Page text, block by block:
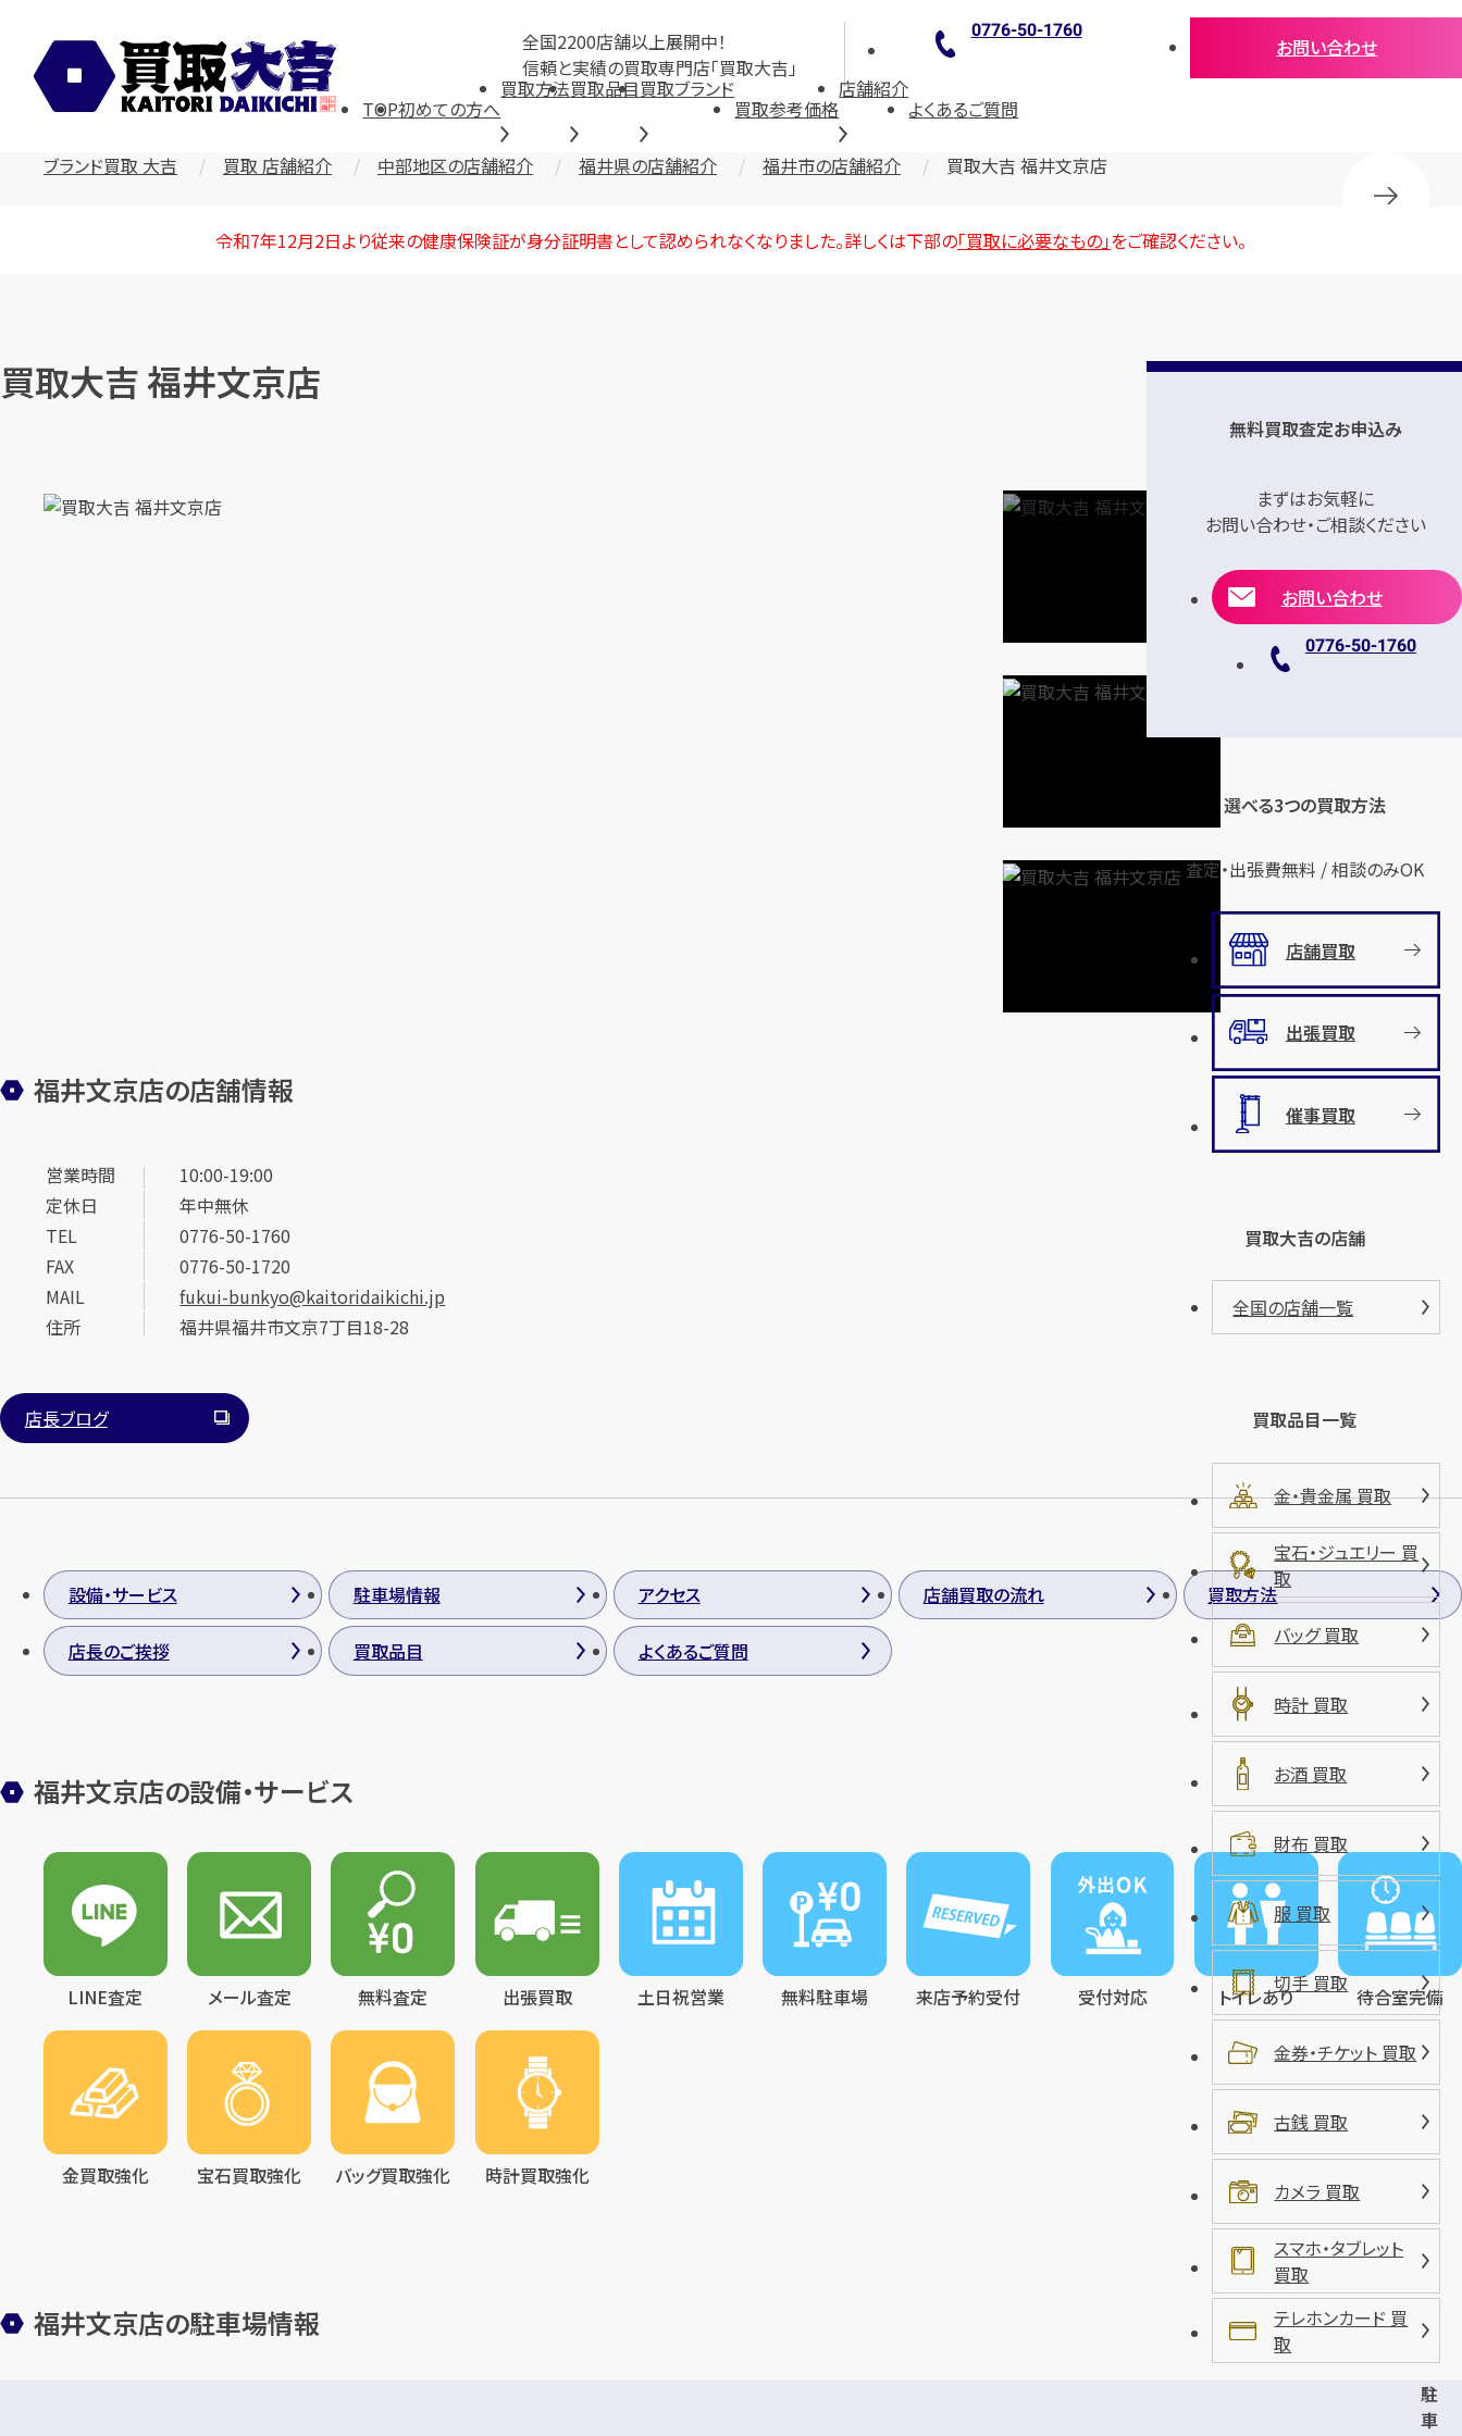
全国2200店舗以上展開中！
信頼と実績の買取専門店「買取大吉」
0776-50-1760
お問い合わせ
TOP初めての方へ
買取方法買取品目買取ブランド
買取参考価格
店舗紹介
よくあるご質問
ブランド買取 大吉 買取 店舗紹介 中部地区の店舗紹介 福井県の店舗紹介 福井市の店舗紹介 買取大吉 福井文京店
令和7年12月2日より従来の健康保険証が身分証明書として認められなくなりました。詳しくは下部の「買取に必要なもの」をご確認ください。
買取大吉 福井文京店
福井文京店の店舗情報
営業時間
10:00-19:00
定休日
年中無休
TEL
0776-50-1760
FAX
0776-50-1720
MAIL
fukui-bunkyo@kaitoridaikichi.jp
住所
福井県福井市文京7丁目18-28
店長ブログ
設備・サービス 駐車場情報 アクセス 店舗買取の流れ 買取方法
店長のご挨拶 買取品目 よくあるご質問
福井文京店の設備・サービス
LINE査定 メール査定 無料査定 出張買取 土日祝営業 無料駐車場 来店予約受付 受付対応 トイレあり 待合室完備
金買取強化 宝石買取強化 バッグ買取強化 時計買取強化
福井文京店の駐車場情報
駐
車
無料買取査定お申込み
まずはお気軽に
お問い合わせ・ご相談ください
お問い合わせ
0776-50-1760
選べる3つの買取方法
査定・出張費無料 / 相談のみOK
店舗買取
出張買取
催事買取
買取大吉の店舗
全国の店舗一覧
買取品目一覧
金・貴金属 買取
宝石・ジュエリー 買
取
バッグ 買取
時計 買取
お酒 買取
財布 買取
服 買取
切手 買取
金券・チケット 買取
古銭 買取
カメラ 買取
スマホ・タブレット
買取
テレホンカード 買
取